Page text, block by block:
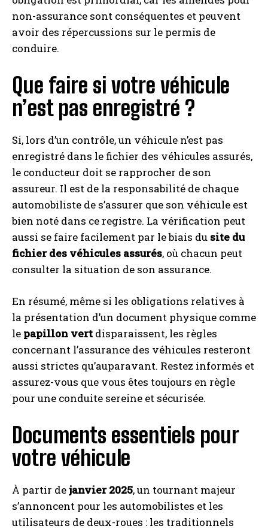
non-assurance sont conséquentes et peuvent
avoir des répercussions sur le permis de
conduire.
Que faire si votre véhicule
n’est pas enregistré ?
Si, lors d’un contrôle, un véhicule n’est pas
enregistré dans le fichier des véhicules assurés,
le conducteur doit se rapprocher de son
assureur. Il est de la responsabilité de chaque
automobiliste de s’assurer que son véhicule est
bien noté dans ce registre. La vérification peut
aussi se faire facilement par le biais du site du
fichier des véhicules assurés, où chacun peut
consulter la situation de son assurance.
En résumé, même si les obligations relatives à
la présentation d’un document physique comme
le papillon vert disparaissent, les règles
concernant l’assurance des véhicules resteront
aussi strictes qu’auparavant. Restez informés et
assurez-vous que vous êtes toujours en règle
pour une conduite sereine et sécurisée.
Documents essentiels pour
votre véhicule
À partir dejanvier 2025, un tournant majeur
s’annoncent pour les automobilistes et les
utilisateurs de deux-roues : les traditionnels